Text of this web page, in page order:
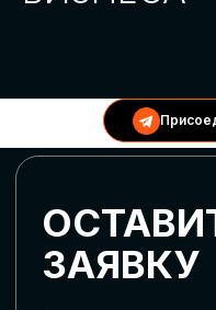
ГЛОБАЛЬНАЯ
ЦИФРОВИЗАЦИЯ
актуальных трендов
трансформации. Узнаем о
массовом использовании
инструментов, обеспечении